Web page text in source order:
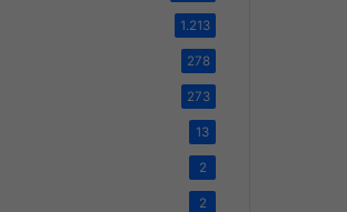
1.213
278
273
13
2
2